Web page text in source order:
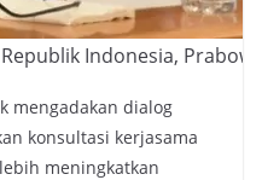
Indonesia,
mengadakan dialog
konsultasi kerjasama
meningkatkan